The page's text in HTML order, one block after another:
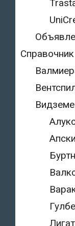
Справочник
Видземе